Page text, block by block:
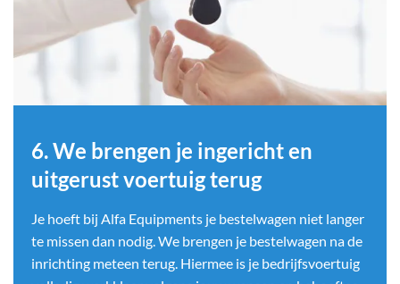
6. We brengen je ingericht en
uitgerust voertuig terug
Je hoeft bij Alfa Equipments je bestelwagen niet langer
te missen dan nodig. We brengen je bestelwagen na de
inrichting meteen terug. Hiermee is je bedrijfsvoertuig